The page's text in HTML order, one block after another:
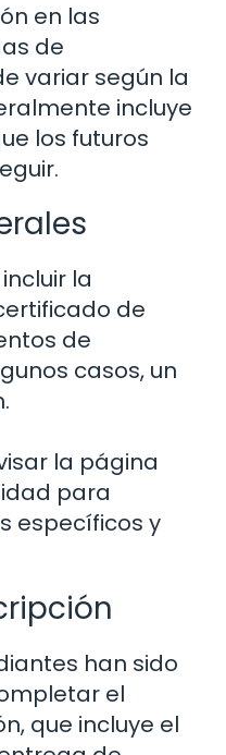
en las
de
variar según la
incluye
los futuros
la
de
de
casos, un
la página
para
específicos y
han sido
el
que incluye el